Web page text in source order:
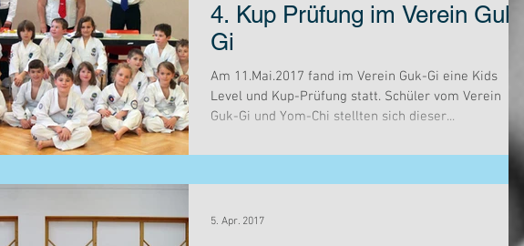
4. Kup Prüfung im Verein Guk-
Gi
Am 11.Mai.2017 fand im Verein Guk-Gi eine Kids
Level und Kup-Prüfung statt. Schüler vom Verein
Guk-Gi und Yom-Chi stellten sich dieser...
5. Apr. 2017